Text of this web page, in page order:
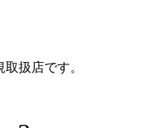
扱店です。